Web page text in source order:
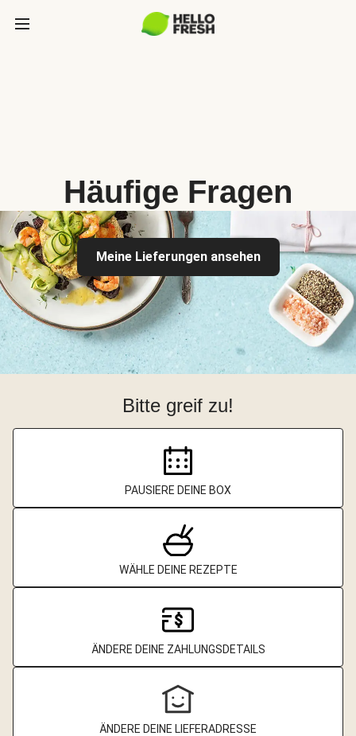
Häufige Fragen
Meine Lieferungen ansehen
Bitte greif zu!
PAUSIERE DEINE BOX
WÄHLE DEINE REZEPTE
ÄNDERE DEINE ZAHLUNGSDETAILS
ÄNDERE DEINE LIEFERADRESSE